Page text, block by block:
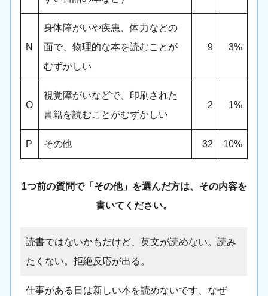
N
身体障がいや疾患、体力などの
面で、物理的な本を読むことが
むずかしい
9 3%
O
視覚障がいなどで、印刷された
書籍を読むことがむずかしい
2 1%
P その他 32 10%
1つ前の質問で「その他」を選んだ方は、その内容を
書いてください。
読書ではないかもだけど、英文が読めない。読み
たくない。拒絶反応が出る。
仕事がある日は新しい本を読めないです、なぜ